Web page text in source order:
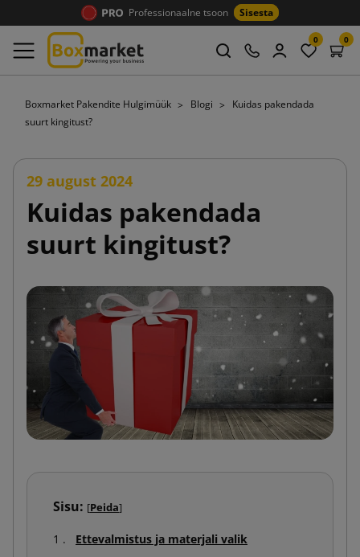
Professionaalne tsoon Sisesta
0 0
Boxmarket Pakendite Hulgimüük Blogi
Kuidas pakendada
suurt kingitust?
29 august 2024
Kuidas pakendada
suurt kingitust?
Sisu: [Peida]
Ettevalmistus ja materjali valik